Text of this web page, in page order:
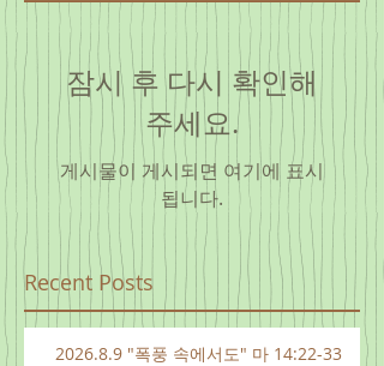
잠시 후 다시 확인해
주세요.
게시물이 게시되면 여기에 표시
됩니다.
Recent Posts
2026.8.9 "폭풍 속에서도" 마 14:22-33